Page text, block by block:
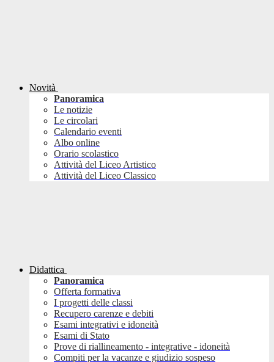
Novità
Panoramica
Le notizie
Le circolari
Calendario eventi
Albo online
Orario scolastico
Attività del Liceo Artistico
Attività del Liceo Classico
Didattica
Panoramica
Offerta formativa
I progetti delle classi
Recupero carenze e debiti
Esami integrativi e idoneità
Esami di Stato
Prove di riallineamento - integrative - idoneità
Compiti per la vacanze e giudizio sospeso